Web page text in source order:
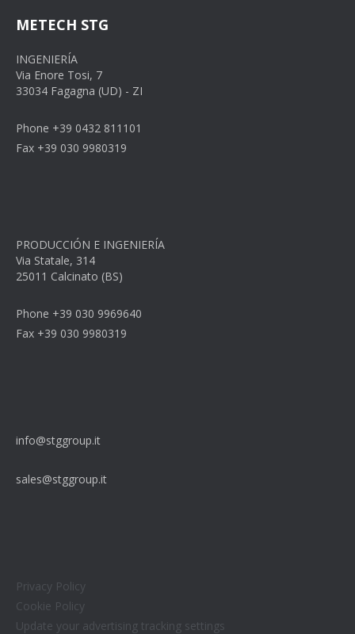
METECH STG
INGENIERÍA
Via Enore Tosi, 7
33034 Fagagna (UD) - ZI
Phone +39 0432 811101
Fax +39 030 9980319
PRODUCCIÓN E INGENIERÍA
Via Statale, 314
25011 Calcinato (BS)
Phone +39 030 9969640
Fax +39 030 9980319
info@stggroup.it
sales@stggroup.it
Privacy Policy
Cookie Policy
Update your advertising tracking settings